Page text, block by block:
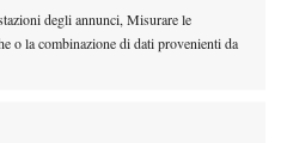
degli annunci, Misurare le
o la combinazione di dati provenienti da